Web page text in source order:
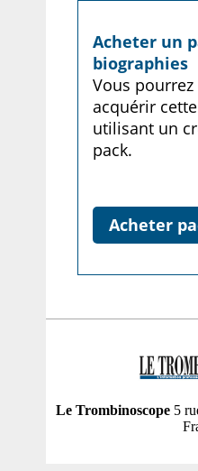
Acheter un
biographies
Vous
acquérir
utilisant un
pack.
Acheter
Le Trombinoscope 5